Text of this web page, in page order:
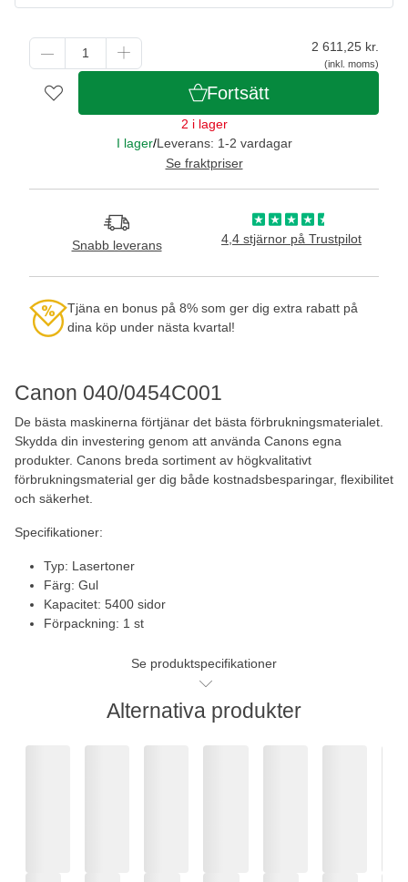
Canon 040/0454C001
De bästa maskinerna förtjänar det bästa förbrukningsmaterialet.
Skydda din investering genom att använda Canons egna
produkter. Canons breda sortiment av högkvalitativt
förbrukningsmaterial ger dig både kostnadsbesparingar, flexibilitet
och säkerhet.
Specifikationer:
Typ: Lasertoner
Färg: Gul
Kapacitet: 5400 sidor
Förpackning: 1 st
Se produktspecifikationer
2 611,25 kr.
(inkl. moms)
Fortsätt
2 i lager
I lager/Leverans: 1-2 vardagar
Se fraktpriser
Snabb leverans 4,4 stjärnor på Trustpilot
Tjäna en bonus på 8% som ger dig extra rabatt på
dina köp under nästa kvartal!
Alternativa produkter